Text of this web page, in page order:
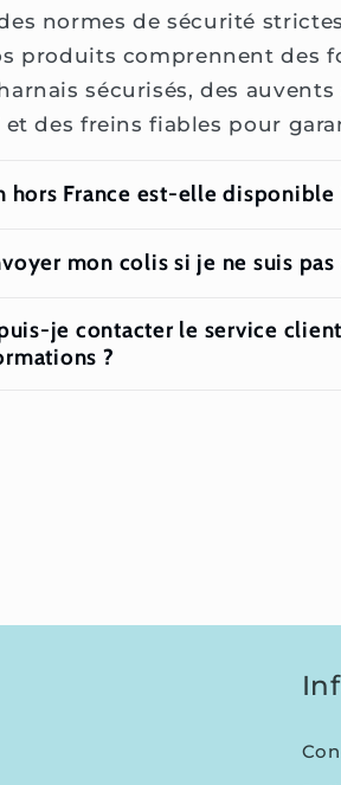
normes de sécurité
produits comprennent des
sécurisés, des
et des freins fiables pour
hors France est-elle disponible
mon colis si je ne suis pas
je contacter le service
?